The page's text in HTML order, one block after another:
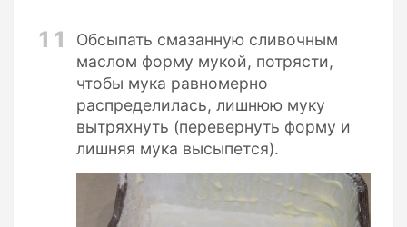
11
Обсыпать смазанную сливочным
маслом форму мукой, потрясти,
чтобы мука равномерно
распределилась, лишнюю муку
вытряхнуть (перевернуть форму и
лишняя мука высыпется).